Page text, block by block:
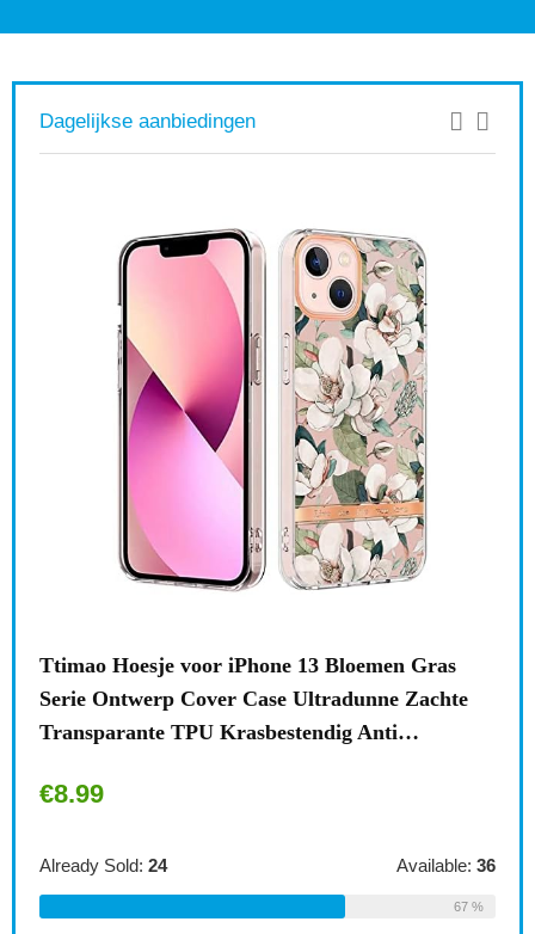
Dagelijkse aanbiedingen
Ttimao Hoesje voor iPhone 13 Bloemen Gras
Serie Ontwerp Cover Case Ultradunne Zachte
Transparante TPU Krasbestendig Anti…
€8.99
Already Sold: 24 Available: 36
67 %